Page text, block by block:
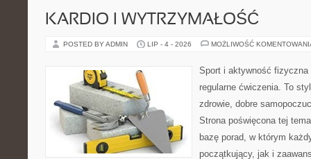
KARDIO I WYTRZYMAŁOŚĆ
POSTED BY ADMIN LIP - 4 - 2026 MOŻLIWOŚĆ
Sport i aktywność
regularne ćwiczenia. To
zdrowie, dobre
Strona poświęcona tej
bazę porad, w którym
początkujący, jak i